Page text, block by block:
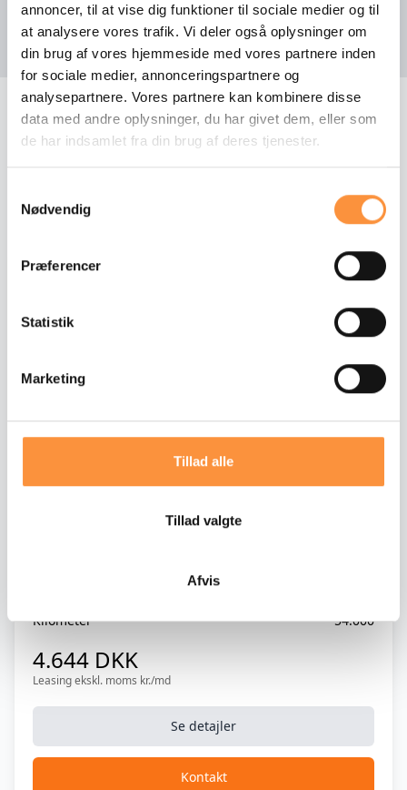
annoncer, til at vise dig funktioner til sociale medier og til
at analysere vores trafik. Vi deler også oplysninger om
din brug af vores hjemmeside med vores partnere inden
for sociale medier, annonceringspartnere og
analysepartnere. Vores partnere kan kombinere disse
data med andre oplysninger, du har givet dem, eller som
de har indsamlet fra din brug af deres tjenester.
Nødvendig
Præferencer
Statistik
Marketing
Tillad alle
Tillad valgte
Afvis
Automatisk lang-lys
Automatisk lys
Automatisk start/stop
Bakkamera
Blind vinkel detektion
Elektronisk bagklap
Højdejusterbart forsæde
Klimaanlæg, 2-zonet
Musikstreaming via Bluetooth
Parkeringssensor (bag)
Parkeringssensor (for)
Splitbagsæde
FLERE BILER FRA VORES LAGER
NYHED
Kilometer
54.000
4.644 DKK
Leasing ekskl. moms kr./md
Se detajler
Kontakt